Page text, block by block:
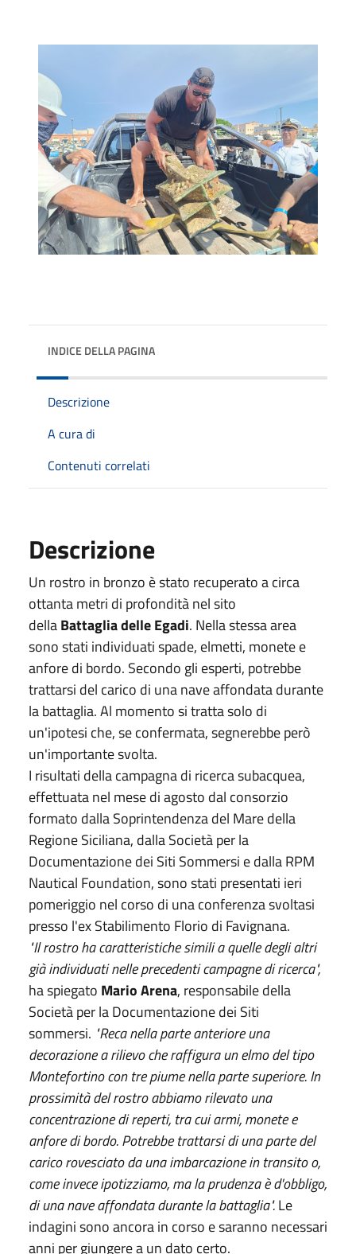
INDICE DELLA PAGINA
Descrizione
A cura di
Contenuti correlati
Descrizione
Un rostro in bronzo è stato recuperato a circa
ottanta metri di profondità nel sito
dellaBattaglia delle Egadi. Nella stessa area
sono stati individuati spade, elmetti, monete e
anfore di bordo. Secondo gli esperti, potrebbe
trattarsi del carico di una nave affondata durante
la battaglia. Al momento si tratta solo di
un'ipotesi che, se confermata, segnerebbe però
un'importante svolta.
I risultati della campagna di ricerca subacquea,
effettuata nel mese di agosto dal consorzio
formato dalla Soprintendenza del Mare della
Regione Siciliana, dalla Società per la
Documentazione dei Siti Sommersi e dalla RPM
Nautical Foundation, sono stati presentati ieri
pomeriggio nel corso di una conferenza svoltasi
presso l'ex Stabilimento Florio di Favignana.
"Il rostro ha caratteristiche simili a quelle degli altri
già individuati nelle precedenti campagne di ricerca",
ha spiegato Mario Arena, responsabile della
Società per la Documentazione dei Siti
sommersi. "Reca nella parte anteriore una
decorazione a rilievo che raffigura un elmo del tipo
Montefortino con tre piume nella parte superiore. In
prossimità del rostro abbiamo rilevato una
concentrazione di reperti, tra cui armi, monete e
anfore di bordo. Potrebbe trattarsi di una parte del
carico rovesciato da una imbarcazione in transito o,
come invece ipotizziamo, ma la prudenza è d'obbligo,
di una nave affondata durante la battaglia".Le
indagini sono ancora in corso e saranno necessari
anni per giungere a un dato certo.